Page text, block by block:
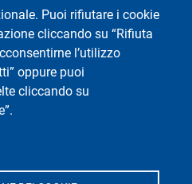
Puoi rifiutare i cookie
cliccando su “Rifiuta
l’utilizzo
oppure puoi
cliccando su
Medicina Sperimentale
Policlinico San Matteo
- Italy